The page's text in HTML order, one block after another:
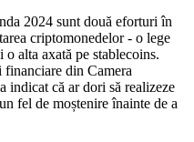
2024 sunt două eforturi în
criptomonedelor - o lege
alta axată pe stablecoins.
din Camera
indicat că ar dori să realizeze
fel de moștenire înainte de a